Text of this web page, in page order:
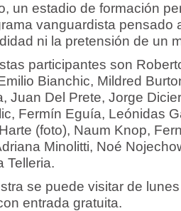
un estadio de formación
vanguardista pensado
ni la pretensión de un
participantes son
Bianchic, Mildred
Juan Del Prete, Jorge
Fermín Eguía, Leónidas
(foto), Naum Knop,
Minolitti, Noé
Telleria.
se puede visitar de
entrada gratuita.